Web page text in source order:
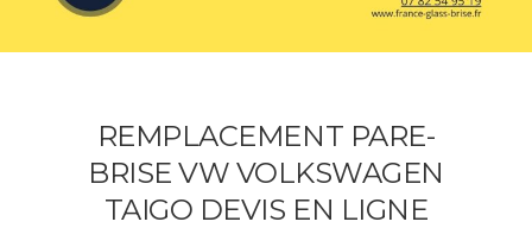
REMPLACEMENT PARE-
BRISE VW VOLKSWAGEN
TAIGO DEVIS EN LIGNE